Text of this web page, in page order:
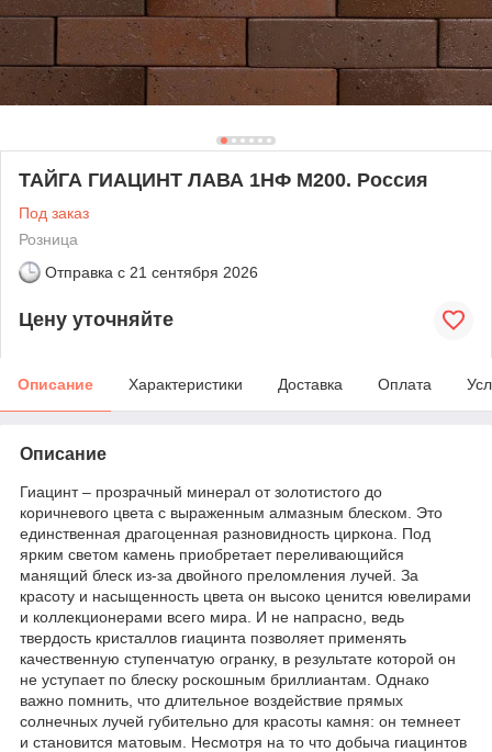
ТАЙГА ГИАЦИНТ ЛАВА 1НФ М200. Россия
Под заказ
Розница
Отправка с 21 сентября 2026
Цену уточняйте
Описание Характеристики Доставка Оплата
Описание
Гиацинт – прозрачный минерал от золотистого до
коричневого цвета с выраженным алмазным блеском. Это
единственная драгоценная разновидность циркона. Под
ярким светом камень приобретает переливающийся
манящий блеск из-за двойного преломления лучей. За
красоту и насыщенность цвета он высоко ценится ювелирами
и коллекционерами всего мира. И не напрасно, ведь
твердость кристаллов гиацинта позволяет применять
качественную ступенчатую огранку, в результате которой он
не уступает по блеску роскошным бриллиантам. Однако
важно помнить, что длительное воздействие прямых
солнечных лучей губительно для красоты камня: он темнеет
и становится матовым. Несмотря на то что добыча гиацинтов